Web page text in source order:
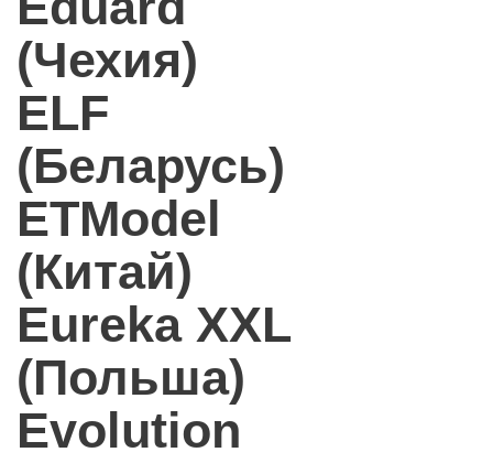
(Чехия)
ELF
(Беларусь)
ETModel
(Китай)
Eureka XXL
(Польша)
Evolution